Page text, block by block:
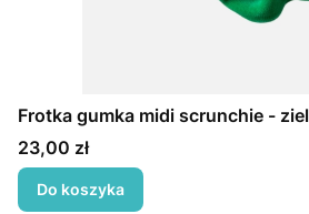
Frotka gumka midi scrunchie -
Cena
23,00 zł
Do koszyka